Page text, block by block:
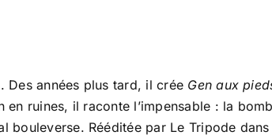
Des années plus tard, il crée Gen aux
ruines, il raconte l’impensable : la
Rééditée par Le Tripode